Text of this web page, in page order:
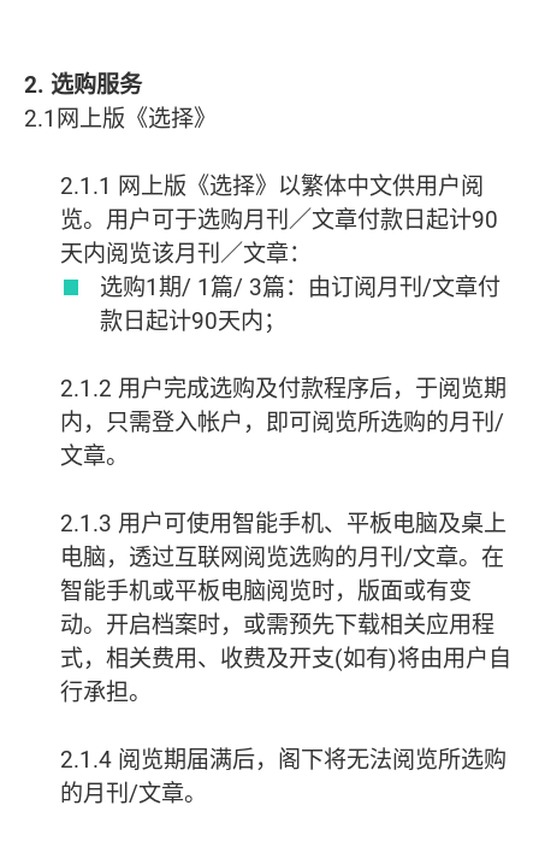
2. 选购服务
2.1网上版《选择》
2.1.1 网上版《选择》以繁体中文供用户阅
览。用户可于选购月刊／文章付款日起计90
天内阅览该月刊／文章：
选购1期/ 1篇/ 3篇：由订阅月刊/文章付
款日起计90天内；
2.1.2 用户完成选购及付款程序后，于阅览期
内，只需登入帐户，即可阅览所选购的月刊/
文章。
2.1.3 用户可使用智能手机、平板电脑及桌上
电脑，透过互联网阅览选购的月刊/文章。在
智能手机或平板电脑阅览时，版面或有变
动。开启档案时，或需预先下载相关应用程
式，相关费用、收费及开支(如有)将由用户自
行承担。
2.1.4 阅览期届满后，阁下将无法阅览所选购
的月刊/文章。